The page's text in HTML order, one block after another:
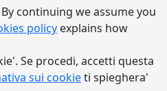
continuing we assume you
policy explains how
Se procedi, accetti questa
sui cookieti spieghera'